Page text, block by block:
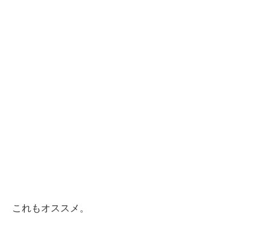
これもオススメ。